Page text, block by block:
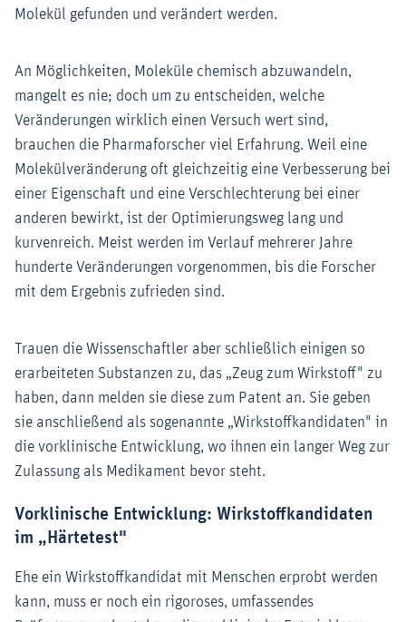
Molekül gefunden und verändert werden.
An Möglichkeiten, Moleküle chemisch abzuwandeln,
mangelt es nie; doch um zu entscheiden, welche
Veränderungen wirklich einen Versuch wert sind,
brauchen die Pharmaforscher viel Erfahrung. Weil eine
Molekülveränderung oft gleichzeitig eine Verbesserung bei
einer Eigenschaft und eine Verschlechterung bei einer
anderen bewirkt, ist der Optimierungsweg lang und
kurvenreich. Meist werden im Verlauf mehrerer Jahre
hunderte Veränderungen vorgenommen, bis die Forscher
mit dem Ergebnis zufrieden sind.
Trauen die Wissenschaftler aber schließlich einigen so
erarbeiteten Substanzen zu, das „Zeug zum Wirkstoff" zu
haben, dann melden sie diese zum Patent an. Sie geben
sie anschließend als sogenannte „Wirkstoffkandidaten" in
die vorklinische Entwicklung, wo ihnen ein langer Weg zur
Zulassung als Medikament bevor steht.
Vorklinische Entwicklung: Wirkstoffkandidaten
im „Härtetest"
Ehe ein Wirkstoffkandidat mit Menschen erprobt werden
kann, muss er noch ein rigoroses, umfassendes